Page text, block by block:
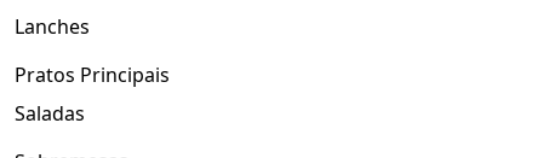
Lanches
Pratos Principais
Saladas